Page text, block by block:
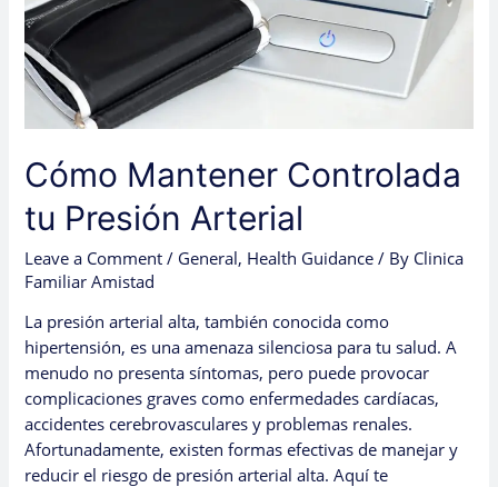
Cómo Mantener Controlada
tu Presión Arterial
Leave a Comment / General, Health Guidance / By Clinica
Familiar Amistad
La presión arterial alta, también conocida como
hipertensión, es una amenaza silenciosa para tu salud. A
menudo no presenta síntomas, pero puede provocar
complicaciones graves como enfermedades cardíacas,
accidentes cerebrovasculares y problemas renales.
Afortunadamente, existen formas efectivas de manejar y
reducir el riesgo de presión arterial alta. Aquí te